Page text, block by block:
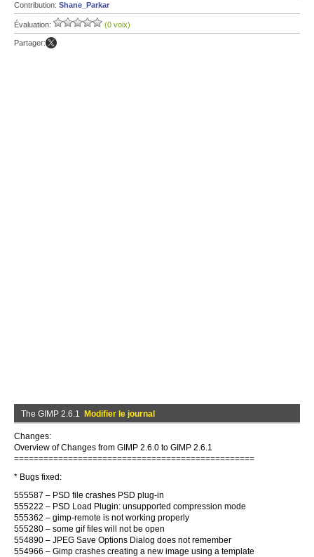
Contribution: Shane_Parkar
Évaluation: (0 voix)
Partager:
The GIMP 2.6.1 Modifier le journal
Changes:
Overview of Changes from GIMP 2.6.0 to GIMP 2.6.1
=================================================
* Bugs fixed:
555587 – PSD file crashes PSD plug-in
555222 – PSD Load Plugin: unsupported compression mode
555362 – gimp-remote is not working properly
555280 – some gif files will not be open
554890 – JPEG Save Options Dialog does not remember
554966 – Gimp crashes creating a new image using a template